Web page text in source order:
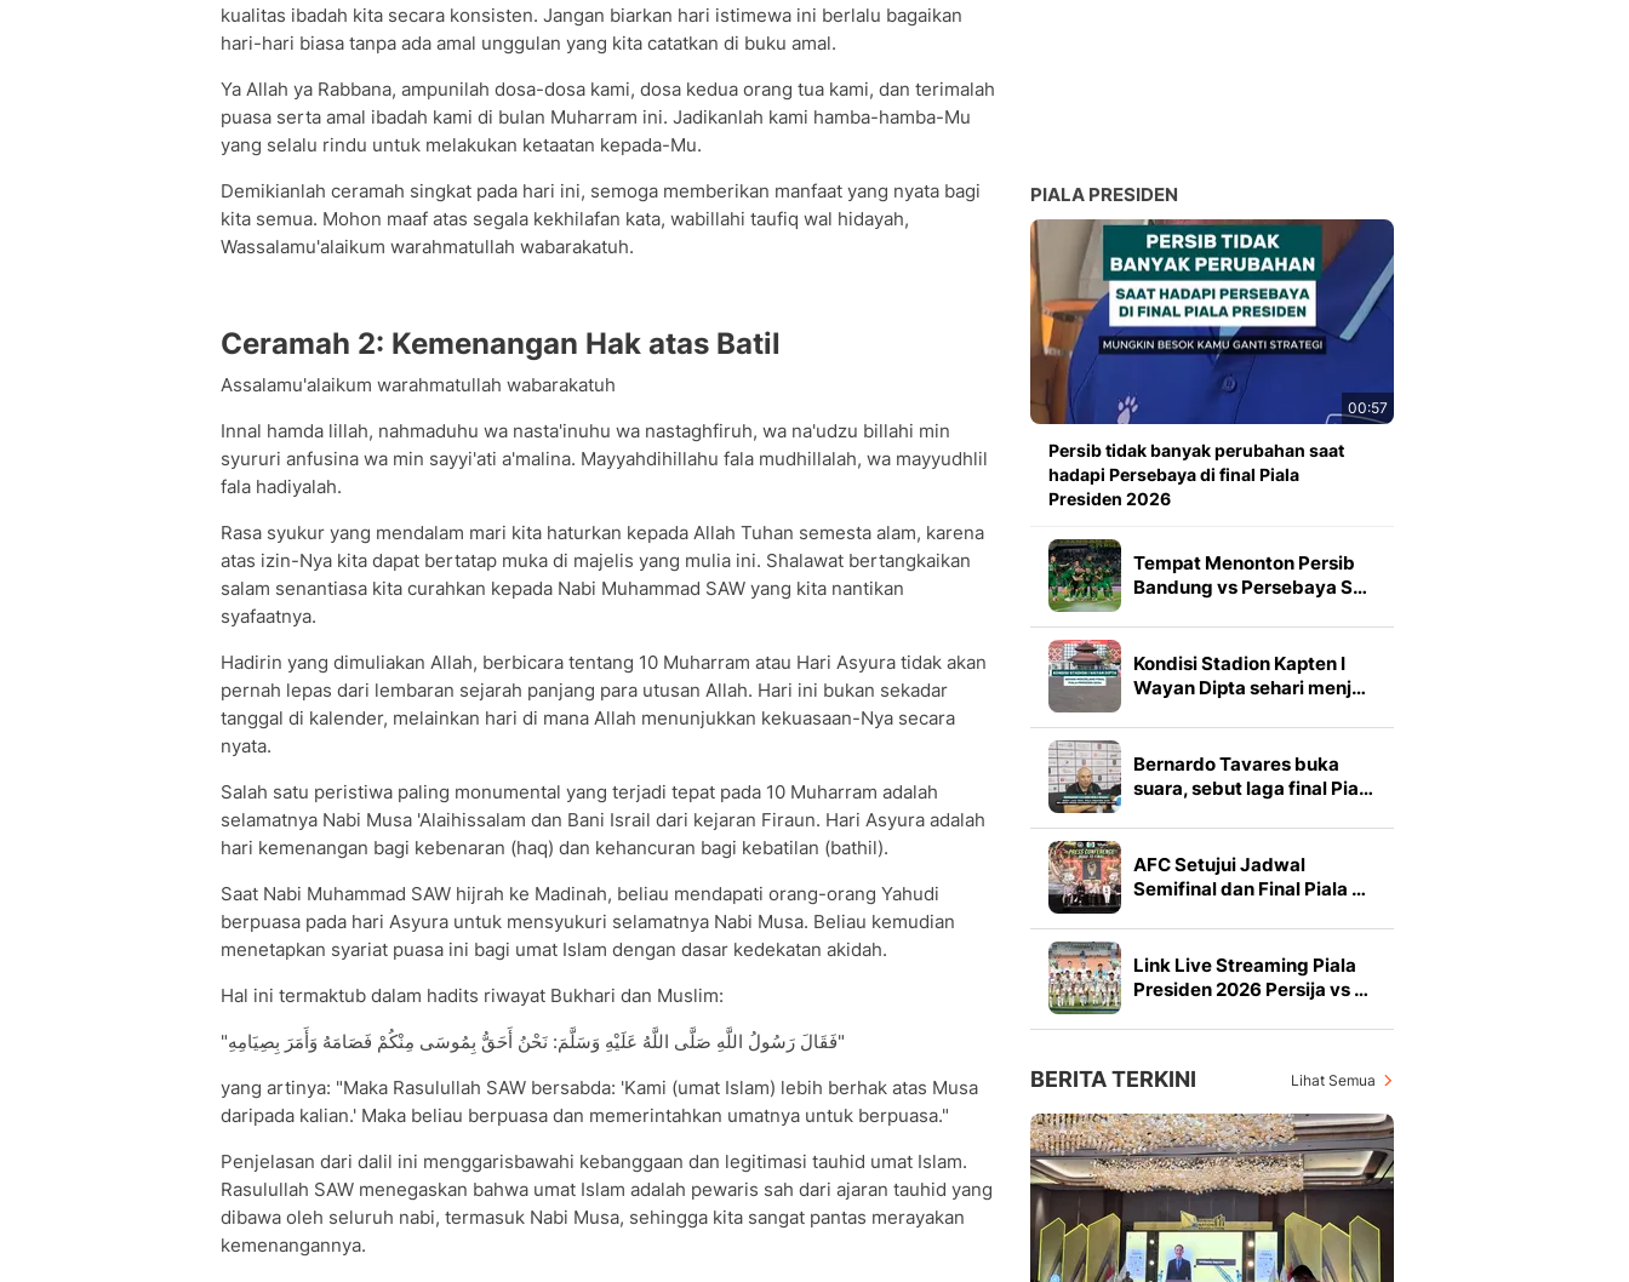
kualitas ibadah kita secara konsisten. Jangan biarkan hari istimewa ini berlalu bagaikan
hari-hari biasa tanpa ada amal unggulan yang kita catatkan di buku amal.
Ya Allah ya Rabbana, ampunilah dosa-dosa kami, dosa kedua orang tua kami, dan terimalah
puasa serta amal ibadah kami di bulan Muharram ini. Jadikanlah kami hamba-hamba-Mu
yang selalu rindu untuk melakukan ketaatan kepada-Mu.
Demikianlah ceramah singkat pada hari ini, semoga memberikan manfaat yang nyata bagi
kita semua. Mohon maaf atas segala kekhilafan kata, wabillahi taufiq wal hidayah,
Wassalamu'alaikum warahmatullah wabarakatuh.
Ceramah 2: Kemenangan Hak atas Batil
Assalamu'alaikum warahmatullah wabarakatuh
Innal hamda lillah, nahmaduhu wa nasta'inuhu wa nastaghfiruh, wa na'udzu billahi min
syururi anfusina wa min sayyi'ati a'malina. Mayyahdihillahu fala mudhillalah, wa mayyudhlil
fala hadiyalah.
Rasa syukur yang mendalam mari kita haturkan kepada Allah Tuhan semesta alam, karena
atas izin-Nya kita dapat bertatap muka di majelis yang mulia ini. Shalawat bertangkaikan
salam senantiasa kita curahkan kepada Nabi Muhammad SAW yang kita nantikan
syafaatnya.
Hadirin yang dimuliakan Allah, berbicara tentang 10 Muharram atau Hari Asyura tidak akan
pernah lepas dari lembaran sejarah panjang para utusan Allah. Hari ini bukan sekadar
tanggal di kalender, melainkan hari di mana Allah menunjukkan kekuasaan-Nya secara
nyata.
Salah satu peristiwa paling monumental yang terjadi tepat pada 10 Muharram adalah
selamatnya Nabi Musa 'Alaihissalam dan Bani Israil dari kejaran Firaun. Hari Asyura adalah
hari kemenangan bagi kebenaran (haq) dan kehancuran bagi kebatilan (bathil).
Saat Nabi Muhammad SAW hijrah ke Madinah, beliau mendapati orang-orang Yahudi
berpuasa pada hari Asyura untuk mensyukuri selamatnya Nabi Musa. Beliau kemudian
menetapkan syariat puasa ini bagi umat Islam dengan dasar kedekatan akidah.
Hal ini termaktub dalam hadits riwayat Bukhari dan Muslim:
"فَقَالَ رَسُولُ اللَّهِ صَلَّى اللَّهُ عَلَيْهِ وَسَلَّمَ: نَحْنُ أَحَقُّ بِمُوسَى مِنْكُمْ فَصَامَهُ وَأَمَرَ بِصِيَامِهِ"
yang artinya: "Maka Rasulullah SAW bersabda: 'Kami (umat Islam) lebih berhak atas Musa
daripada kalian.' Maka beliau berpuasa dan memerintahkan umatnya untuk berpuasa."
Penjelasan dari dalil ini menggarisbawahi kebanggaan dan legitimasi tauhid umat Islam.
Rasulullah SAW menegaskan bahwa umat Islam adalah pewaris sah dari ajaran tauhid yang
dibawa oleh seluruh nabi, termasuk Nabi Musa, sehingga kita sangat pantas merayakan
kemenangannya.
PIALA PRESIDEN
00:57
Persib tidak banyak perubahan saat
hadapi Persebaya di final Piala
Presiden 2026
Tempat Menonton Persib
Bandung vs Persebaya S…
Kondisi Stadion Kapten I
Wayan Dipta sehari menj…
Bernardo Tavares buka
suara, sebut laga final Pia…
AFC Setujui Jadwal
Semifinal dan Final Piala …
Link Live Streaming Piala
Presiden 2026 Persija vs …
BERITA TERKINI Lihat Semua